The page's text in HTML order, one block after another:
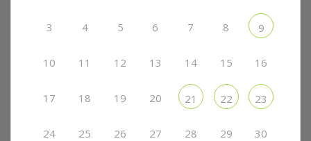
3 4 5 6 7 8 9
10 11 12 13 14 15 16
17 18 19 20 21 22 23
24 25 26 27 28 29 30